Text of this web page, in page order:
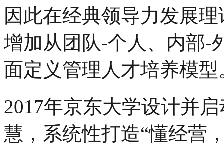
因此在经典领导力发展
增加从团队-个人、内部-
面定义管理人才培养模型
2017年京东大学设计并
慧，系统性打造“懂经营